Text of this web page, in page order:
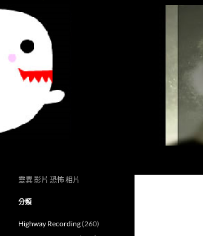
靈異 影片 恐怖 相片
分類
Highway Recording(260)